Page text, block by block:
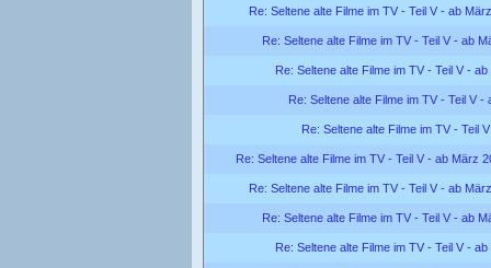
Re: Seltene alte Filme im TV - Teil V - ab
Re: Seltene alte Filme im TV - Teil V - ab
Re: Seltene alte Filme im TV - Teil V -
Re: Seltene alte Filme im TV - Teil V -
Re: Seltene alte Filme im TV - Teil
Re: Seltene alte Filme im TV - Teil V - ab März
Re: Seltene alte Filme im TV - Teil V - ab
Re: Seltene alte Filme im TV - Teil V - ab
Re: Seltene alte Filme im TV - Teil V -